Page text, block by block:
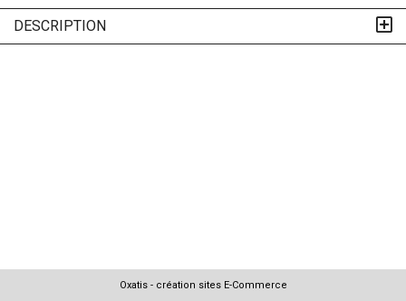
DESCRIPTION
Oxatis - création sites E-Commerce